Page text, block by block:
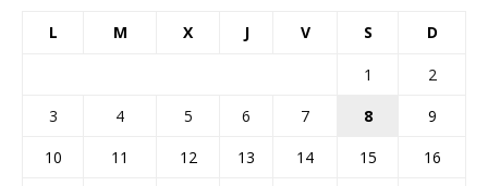
L M X J V S D
1
2
3
4 5 6 7 8
9
10
11 12 13 14 15
16